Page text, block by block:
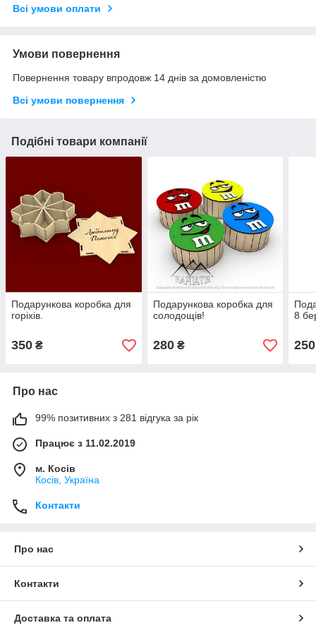
Всі умови оплати
Умови повернення
Повернення товару впродовж 14 днів за домовленістю
Всі умови повернення
Подібні товари компанії
Подарункова коробка для
горіхів.
350 ₴
Подарункова коробка для
солодощів!
280₴
8
250
Про нас
99% позитивних з 281 відгука за рік
Працює з 11.02.2019
м. Косів
Косів, Україна
Контакти
Про нас
Контакти
Доставка та оплата